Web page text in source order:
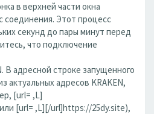
в верхней части окна
соединения. Этот процесс
секунд до пары минут перед
что подключение
В адресной строке запущенного
актуальных адресов KRAKEN,
[url= ,L]
[url= ,L][/url]https://25dy.site),